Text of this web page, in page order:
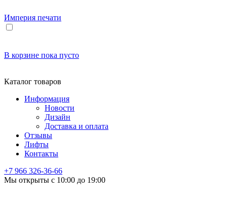
Империя печати
В корзине пока пусто
Каталог товаров
Информация
Новости
Дизайн
Доставка и оплата
Отзывы
Лифты
Контакты
+7 966 326-36-66
Мы открыты с 10:00 до 19:00